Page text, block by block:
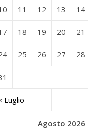
Agosto 2026
Luglio
11 12 13 14
18 19 20 21
25 26 27 28